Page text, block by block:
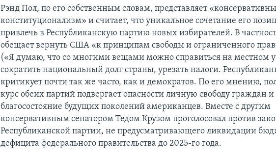
Рэнд Пол, по его собственным словам, представляет
конституционализм» и считает, что уникальное сочетание его
привлечь в Республиканскую партию новых избирателей. В
обещает вернуть США «к принципам свободы и ограниченного
(«Я думаю, что со многими вещами можно справиться на местном
сократить национальный долг страны, урезать налоги.
критикует почти так же часто, как и демократов. По его мнению,
курс обеих партий подвергает опасности личную свободу граждан
благосостояние будущих поколений американцев. Вместе с другим
консервативным сенатором Тедом Крузом проголосовал против
Республиканской партии, не предусматривающего ликвидации
дефицита федерального правительства до 2025-го года.